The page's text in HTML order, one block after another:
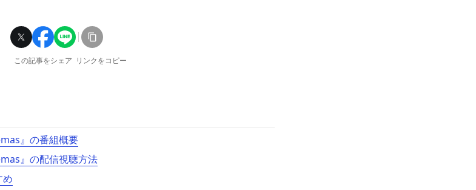
この記事をシェア リンクをコピー
』の番組概要
』の配信視聴方法
め